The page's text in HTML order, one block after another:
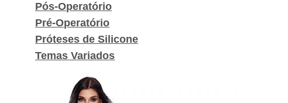
Pós-Operatório
Pré-Operatório
Próteses de Silicone
Temas Variados